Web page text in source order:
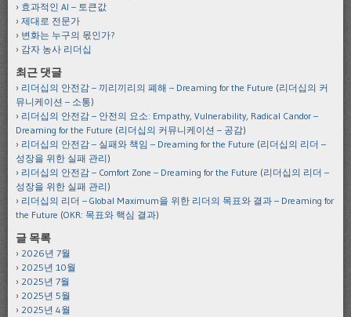
효과적인 AI – 토큰값
제대로 전문가
변화는 누구의 몫인가?
감자 농사 리더십
최근 댓글
리더십의 안전감 – 끼리끼리의 폐해 – Dreaming for the Future (리더십의 커
뮤니케이션 – 소통)
리더십의 안전감 – 안전의 요소: Empathy, Vulnerability, Radical Candor –
Dreaming for the Future (리더십의 커뮤니케이션 – 공감)
리더십의 안전감 – 실패와 책임 – Dreaming for the Future (리더십의 리더 –
성장을 위한 실패 관리)
리더십의 안전감 – Comfort Zone – Dreaming for the Future (리더십의 리더 –
성장을 위한 실패 관리)
리더십의 리더 – Global Maximum을 위한 리더의 목표와 결과 – Dreaming for
the Future (OKR: 목표와 핵심 결과)
글 목록
2026년 7월
2025년 10월
2025년 7월
2025년 5월
2025년 4월